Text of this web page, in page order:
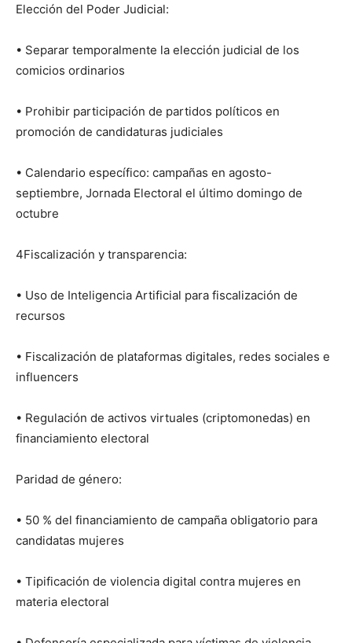
Elección del Poder Judicial:
• Separar temporalmente la elección judicial de los
comicios ordinarios
• Prohibir participación de partidos políticos en
promoción de candidaturas judiciales
• Calendario específico: campañas en agosto-
septiembre, Jornada Electoral el último domingo de
octubre
4Fiscalización y transparencia:
• Uso de Inteligencia Artificial para fiscalización de
recursos
• Fiscalización de plataformas digitales, redes sociales e
influencers
• Regulación de activos virtuales (criptomonedas) en
financiamiento electoral
Paridad de género:
• 50 % del financiamiento de campaña obligatorio para
candidatas mujeres
• Tipificación de violencia digital contra mujeres en
materia electoral